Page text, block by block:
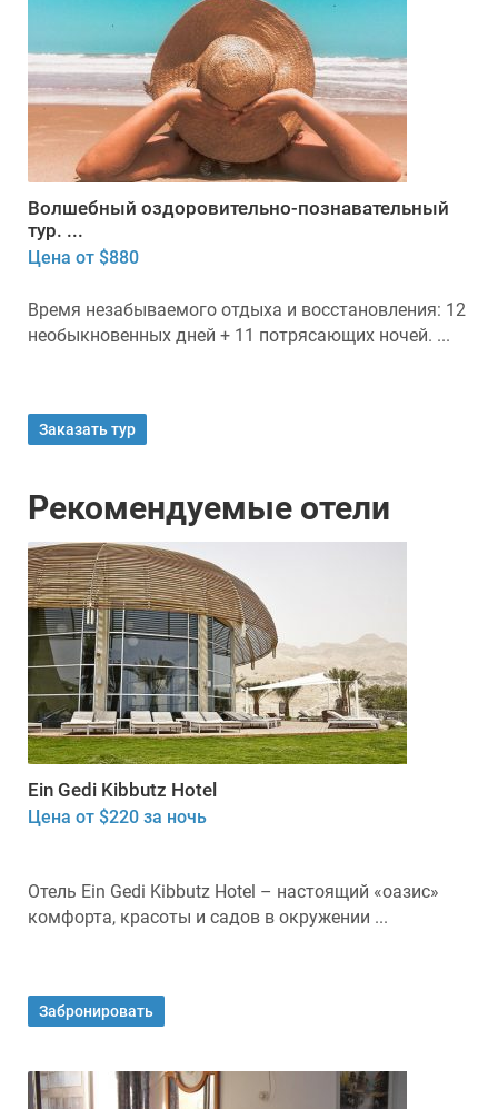
Волшебный оздоровительно-познавательный
тур. ...
Цена от $880
Время незабываемого отдыха и восстановления: 12
необыкновенных дней + 11 потрясающих ночей. ...
Заказать тур
Рекомендуемые отели
Ein Gedi Kibbutz Hotel
Цена от $220 за ночь
Отель Ein Gedi Kibbutz Hotel – настоящий «оазис»
комфорта, красоты и садов в окружении ...
Забронировать